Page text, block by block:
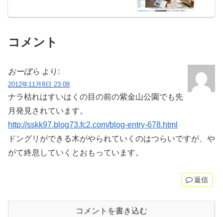
コメント
おーぼら より:
2012年11月8日 23:08
ナラ枯れはすいはくの目の前の紫金山公園でも先
月発見されています。
http://sskk97.blog73.fc2.com/blog-entry-678.html
ドングリができる木がやられていくのはつらいですが、や
がて終息していくとおもっています。
返信
コメントを書き込む